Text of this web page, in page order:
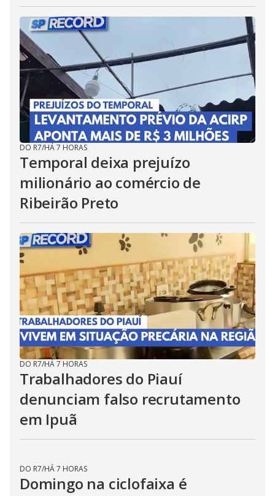
DO R7/HÁ 7 HORAS
Temporal deixa prejuízo
milionário ao comércio de
Ribeirão Preto
DO R7/HÁ 7 HORAS
Trabalhadores do Piauí
denunciam falso recrutamento
em Ipuã
DO R7/HÁ 7 HORAS
Domingo na ciclofaixa é